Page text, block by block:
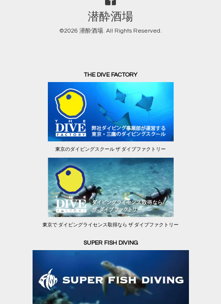
潜酔酒場
©2026 潜酔酒場. All Rights Reserved.
THE DIVE FACTORY
東京のダイビングスクール ザ ダイブファクトリー
東京で ダイビングライセンス取得なら ザ ダイブファクトリー
SUPER FISH DIVING